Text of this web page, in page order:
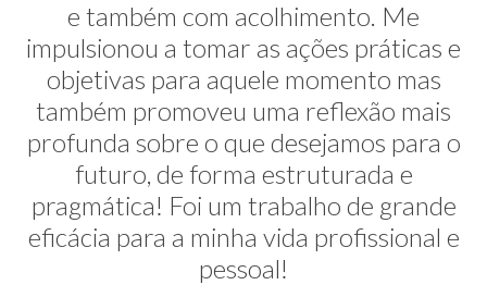
e também com acolhimento. Me
impulsionou a tomar as ações práticas e
objetivas para aquele momento mas
também promoveu uma reflexão mais
profunda sobre o que desejamos para o
futuro, de forma estruturada e
pragmática! Foi um trabalho de grande
eficácia para a minha vida profissional e
pessoal!
carreira. E ela faz isso de uma maneira
muito sútil e elegante. Hoje exerço uma
profissão nunca pensada antes. Meus
agradecimentos!
Erica Rodrigues
Consultora em Qualidade, Meio Ambiente, Saúde e
Segurança do Trabalho